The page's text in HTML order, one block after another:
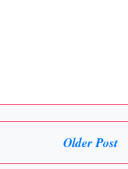
Older Post